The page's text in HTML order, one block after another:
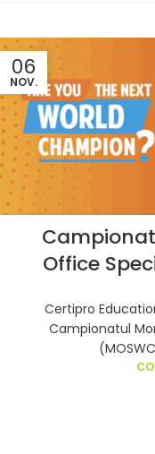
06
NOV.
Office
Certipro
Campionatul